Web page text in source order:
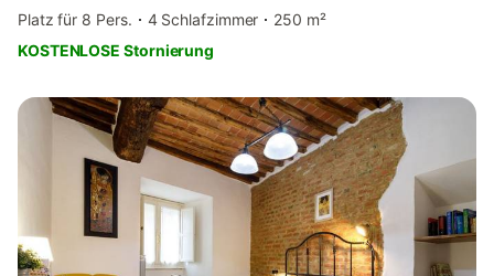
Platz für 8 Pers.
4 Schlafzimmer
250 m²
KOSTENLOSE Stornierung